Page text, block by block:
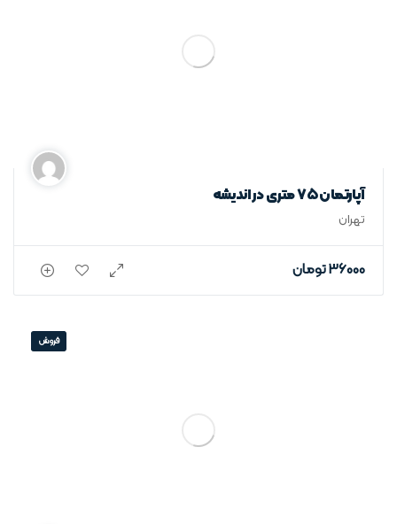
آپارتمان ۷۵ متری در اندیشه
تهران
36000تومان
فروش